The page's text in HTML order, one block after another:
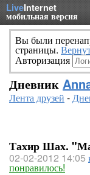
LiveInternet
мобильная версия
Вы были
страницы.
Авторизация
Дневник
Лента друзей -
Тахир Шах.
02-02-2012 14:05
понравилось!